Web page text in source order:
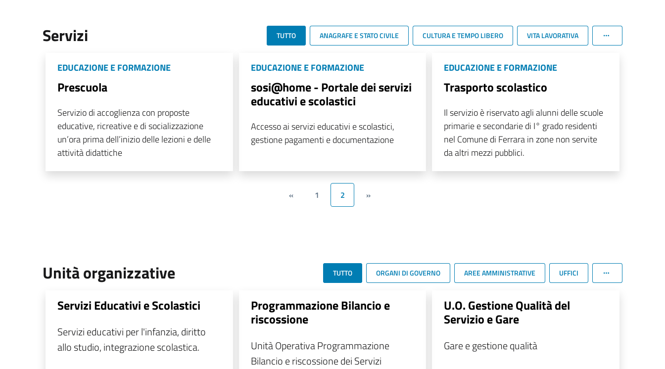
Servizi TUTTO ANAGRAFE E STATO CIVILE CULTURA E TEMPO LIBERO VITA LAVORATIVA
EDUCAZIONE E FORMAZIONE
Prescuola
Servizio di accoglienza con proposte
educative, ricreative e di socializzazione
un’ora prima dell’inizio delle lezioni e delle
attività didattiche
EDUCAZIONE E FORMAZIONE
sosi@home - Portale dei servizi
educativi e scolastici
Accesso ai servizi educativi e scolastici,
gestione pagamenti e documentazione
EDUCAZIONE E FORMAZIONE
Trasporto scolastico
Il servizio è riservato agli alunni delle scuole
primarie e secondarie di I° grado residenti
nel Comune di Ferrara in zone non servite
da altri mezzi pubblici.
« 1 2 »
Unità organizzative TUTTO ORGANI DI GOVERNO AREE AMMINISTRATIVE UFFICI
Servizi Educativi e Scolastici
Servizi educativi per l'infanzia, diritto
allo studio, integrazione scolastica.
Programmazione Bilancio e
riscossione
Unità Operativa Programmazione
Bilancio e riscossione dei Servizi
U.O. Gestione Qualità del
Servizio e Gare
Gare e gestione qualità